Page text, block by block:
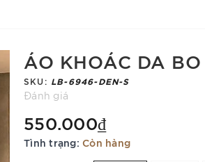
ÁO KHOÁC DA
SKU: LB-6946-DEN-S
Đánh giá
550.000₫
Tình trạng: Còn hàng